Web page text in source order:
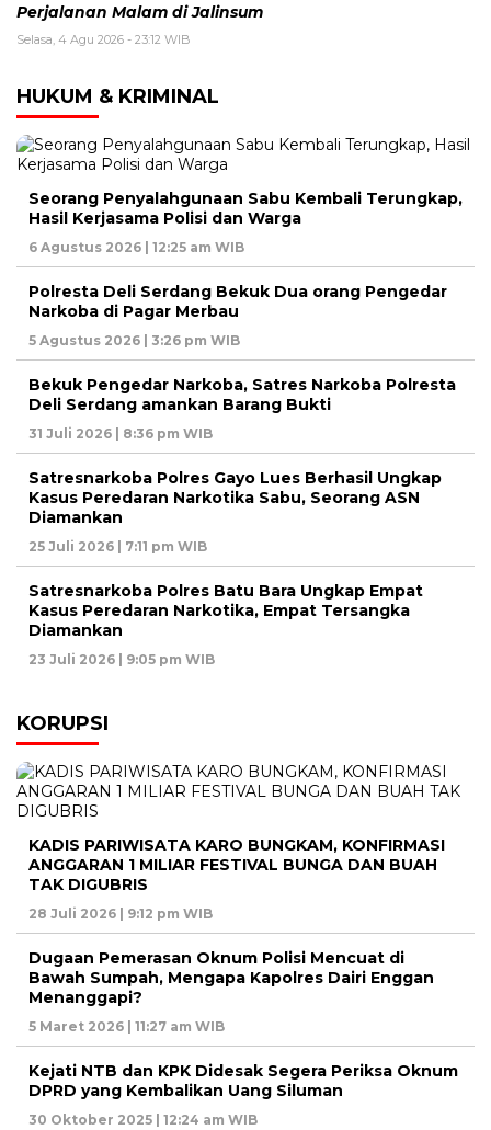
Perjalanan Malam di Jalinsum
Selasa, 4 Agu 2026 - 23:12 WIB
HUKUM & KRIMINAL
Seorang Penyalahgunaan Sabu Kembali Terungkap,
Hasil Kerjasama Polisi dan Warga
6 Agustus 2026 | 12:25 am WIB
Polresta Deli Serdang Bekuk Dua orang Pengedar
Narkoba di Pagar Merbau
5 Agustus 2026 | 3:26 pm WIB
Bekuk Pengedar Narkoba, Satres Narkoba Polresta
Deli Serdang amankan Barang Bukti
31 Juli 2026 | 8:36 pm WIB
Satresnarkoba Polres Gayo Lues Berhasil Ungkap
Kasus Peredaran Narkotika Sabu, Seorang ASN
Diamankan
25 Juli 2026 | 7:11 pm WIB
Satresnarkoba Polres Batu Bara Ungkap Empat
Kasus Peredaran Narkotika, Empat Tersangka
Diamankan
23 Juli 2026 | 9:05 pm WIB
KORUPSI
KADIS PARIWISATA KARO BUNGKAM, KONFIRMASI
ANGGARAN 1 MILIAR FESTIVAL BUNGA DAN BUAH
TAK DIGUBRIS
28 Juli 2026 | 9:12 pm WIB
Dugaan Pemerasan Oknum Polisi Mencuat di
Bawah Sumpah, Mengapa Kapolres Dairi Enggan
Menanggapi?
5 Maret 2026 | 11:27 am WIB
Kejati NTB dan KPK Didesak Segera Periksa Oknum
DPRD yang Kembalikan Uang Siluman
30 Oktober 2025 | 12:24 am WIB